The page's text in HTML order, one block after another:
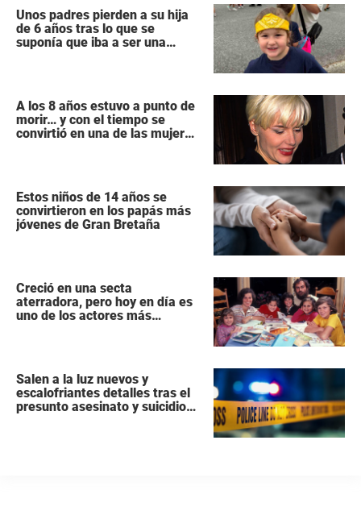
Unos padres pierden a su hija
de 6 años tras lo que se
suponía que iba a ser una
A los 8 años estuvo a punto de
morir… y con el tiempo se
convirtió en una de las mujeres
Estos niños de 14 años se
convirtieron en los papás más
jóvenes de Gran Bretaña
Creció en una secta
aterradora, pero hoy en día es
uno de los actores más
Salen a la luz nuevos y
escalofriantes detalles tras el
presunto asesinato y suicidio